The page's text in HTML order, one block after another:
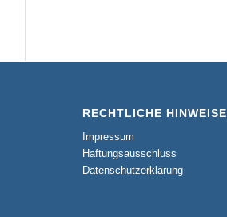
RECHTLICHE HINWEISE
Impressum
Haftungsausschluss
Datenschutzerklärung